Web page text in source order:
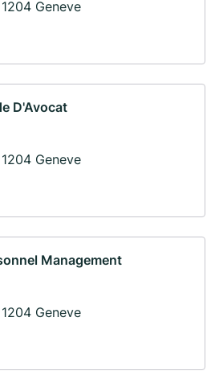
Geneve
D'Avocat
Geneve
Management
Geneve